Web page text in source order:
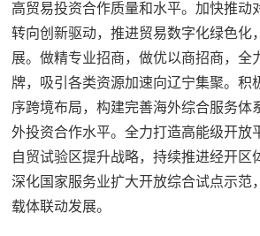
高贸易投资合作质量和水平。加快推动
转向创新驱动，推进贸易数字化绿色化
展。做精专业招商，做优以商招商，全
牌，吸引各类资源加速向辽宁集聚。积
序跨境布局，构建完善海外综合服务体
外投资合作水平。全力打造高能级开放
自贸试验区提升战略，持续推进经开区
深化国家服务业扩大开放综合试点示范
载体联动发展。